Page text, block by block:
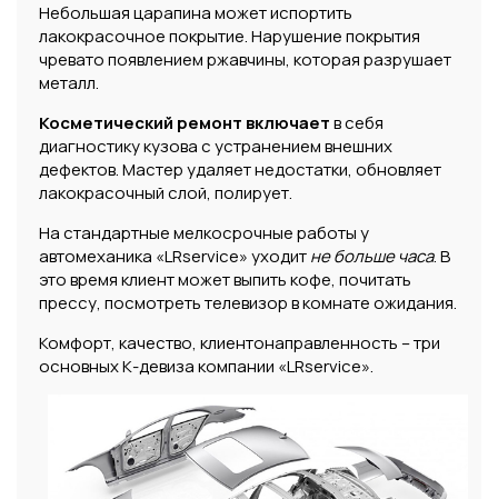
Небольшая царапина может испортить
лакокрасочное покрытие. Нарушение покрытия
чревато появлением ржавчины, которая разрушает
металл.
Косметический ремонт включаетв себя
диагностику кузова с устранением внешних
дефектов. Мастер удаляет недостатки, обновляет
лакокрасочный слой, полирует.
На стандартные мелкосрочные работы у
автомеханика «LRservice» уходитне больше часа. В
это время клиент может выпить кофе, почитать
прессу, посмотреть телевизор в комнате ожидания.
Комфорт, качество, клиентонаправленность – три
основных К-девиза компании «LRservice».